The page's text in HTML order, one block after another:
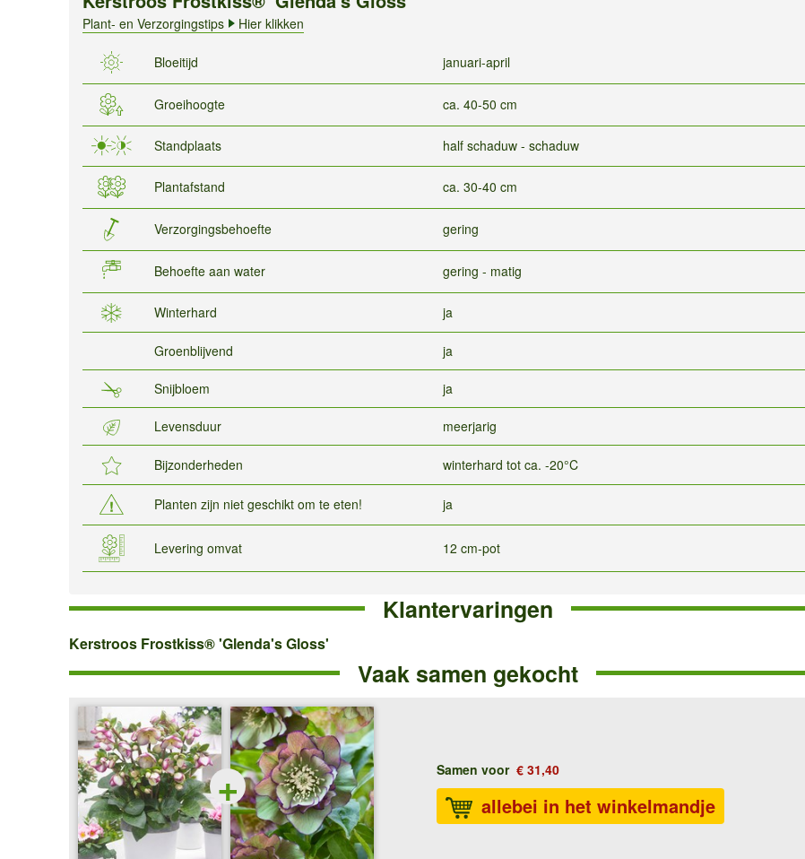
Plant- en Verzorgingstips Hier klikken
Bloeitijd januari-april
Groeihoogte ca. 40-50 cm
Standplaats half schaduw - schaduw
Plantafstand ca. 30-40 cm
Verzorgingsbehoefte gering
Behoefte aan water gering - matig
Winterhard ja
Groenblijvend ja
Snijbloem ja
Levensduur meerjarig
Bijzonderheden winterhard tot ca. -20°C
Planten zijn niet geschikt om te eten! ja
Levering omvat 12 cm-pot
Klantervaringen
Kerstroos
Gloss'
Kerstroos Frostkiss® 'Glenda's Gloss'
Vaak samen gekocht
+ Samen voor € 31,40
allebei in het winkelmandje